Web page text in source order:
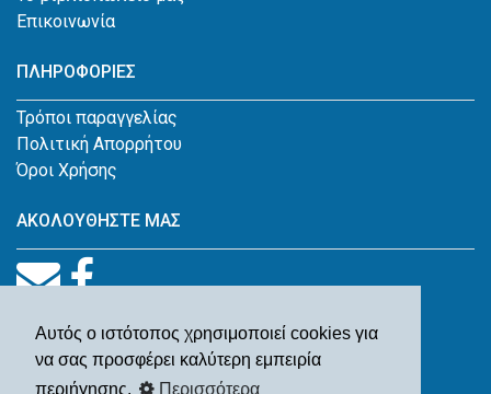
Αυτός ο ιστότοπος χρησιμοποιεί cookies για
να σας προσφέρει καλύτερη εμπειρία
περιήγησης.
Περισσότερα
Επικοινωνία
ΠΛΗΡΟΦΟΡΙΕΣ
Τρόποι παραγγελίας
Πολιτική Απορρήτου
Όροι Χρήσης
ΑΚΟΛΟΥΘΗΣΤΕ ΜΑΣ